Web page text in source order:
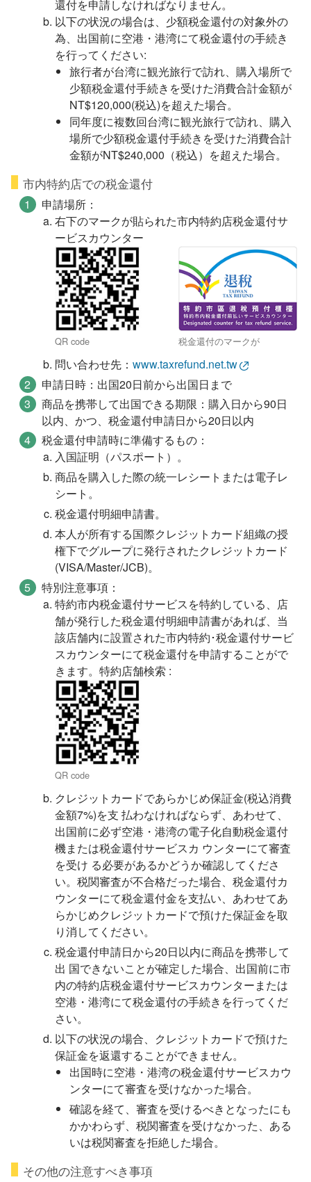
還付を申請しなければなりません。
以下の状況の場合は、少額税金還付の対象外の
為、出国前に空港・港湾にて税金還付の手続き
を行ってください:
旅行者が台湾に観光旅行で訪れ、購入場所で
少額税金還付手続きを受けた消費合計金額が
NT$120,000(税込)を超えた場合。
同年度に複数回台湾に観光旅行で訪れ、購入
場所で少額税金還付手続きを受けた消費合計
金額がNT$240,000（税込）を超えた場合。
市内特約店での税金還付
申請場所：
右下のマークが貼られた市内特約店税金還付サ
ービスカウンター
QR code 税金還付のマークが
問い合わせ先：www.taxrefund.net.tw
申請日時：出国20日前から出国日まで
商品を携帯して出国できる期限：購入日から90日
以内、かつ、税金還付申請日から20日以内
税金還付申請時に準備するもの：
入国証明（パスポート）。
商品を購入した際の統一レシートまたは電子レ
シート。
税金還付明細申請書。
本人が所有する国際クレジットカード組織の授
権下でグループに発行されたクレジットカード
(VISA/Master/JCB)。
特別注意事項：
特約市内税金還付サービスを特約している、店
舗が発行した税金還付明細申請書があれば、当
該店舗内に設置された市内特約･税金還付サービ
スカウンターにて税金還付を申請することがで
きます。特約店舗検索 :
QR code
クレジットカードであらかじめ保証金(税込消費
金額7%)を支 払わなければならず、あわせて、
出国前に必ず空港・港湾の電子化自動税金還付
機または税金還付サービスカ ウンターにて審査
を受け る必要があるかどうか確認してくださ
い。税関審査が不合格だった場合、税金還付カ
ウンターにて税金還付金を支払い、あわせてあ
らかじめクレジットカードで預けた保証金を取
り消してください。
税金還付申請日から20日以内に商品を携帯して
出 国できないことが確定した場合、出国前に市
内の特約店税金還付サービスカウンターまたは
空港・港湾にて税金還付の手続きを行ってくだ
さい。
以下の状況の場合、クレジットカードで預けた
保証金を返還することができません。
出国時に空港・港湾の税金還付サービスカウ
ンターにて審査を受けなかった場合。
確認を経て、審査を受けるべきとなったにも
かかわらず、税関審査を受けなかった、ある
いは税関審査を拒絶した場合。
その他の注意すべき事項